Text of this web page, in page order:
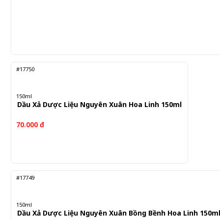
#17750
150ml
Dầu Xả Dược Liệu Nguyên Xuân Hoa Linh 150ml
70.000 đ
#17749
150ml
Dầu Xả Dược Liệu Nguyên Xuân Bồng Bềnh Hoa Linh 150ml